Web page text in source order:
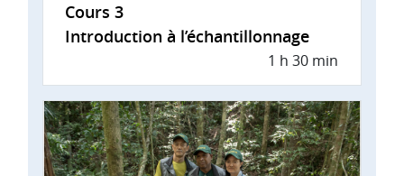
Cours 3
Introduction à l’échantillonnage
1 h 30 min